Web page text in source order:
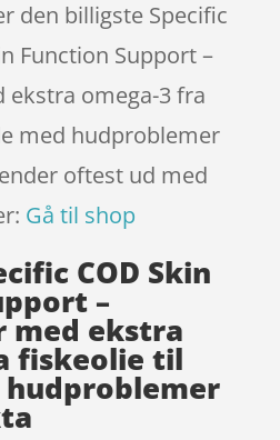
den billigste Specific
Function Support –
omega-3 fra
med hudproblemer
oftest ud med
Gå til shop
COD Skin
–
med ekstra
fiskeolie til
hudproblemer